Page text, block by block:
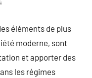
éléments de plus
moderne, sont
et apporter des
les régimes